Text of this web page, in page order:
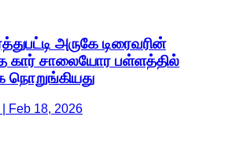
அருகே டிரைவரின்
கார் சாலையோர பள்ளத்தில்
நொறுங்கியது
Feb 18, 2026